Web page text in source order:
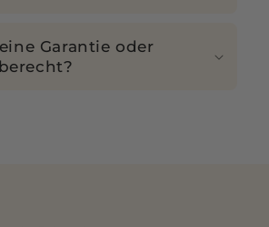
Garantie oder